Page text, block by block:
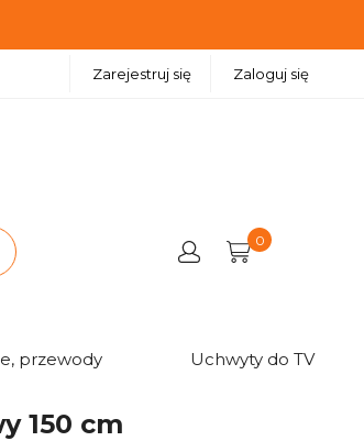
Zarejestruj się Zaloguj się
0
przewody Uchwyty do TV
150 cm